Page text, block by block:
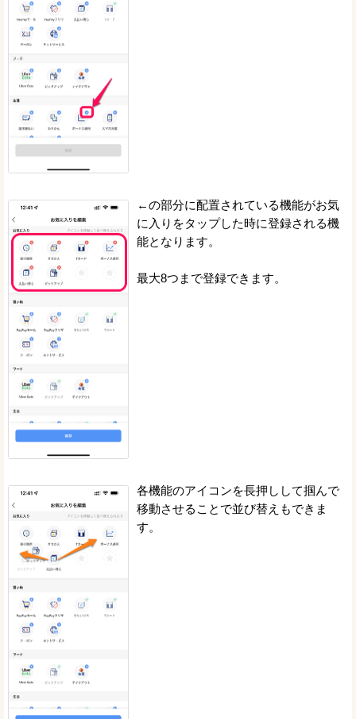
←の部分に配置されている機能がお気
に入りをタップした時に登録される機
能となります。
最大8つまで登録できます。
各機能のアイコンを長押しして掴んで
移動させることで並び替えもできま
す。